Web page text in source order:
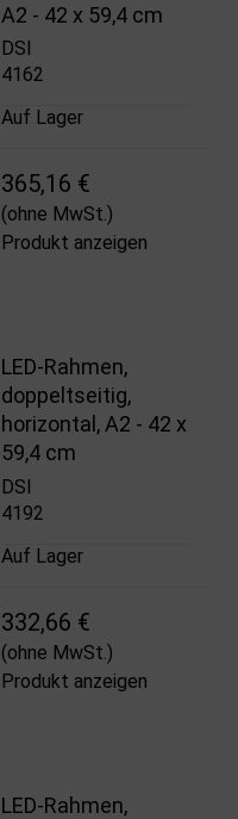
A2 - 42 x 59,4 cm
DSI
4162
Auf Lager
365,16 €
(ohne MwSt.)
Produkt anzeigen
LED-Rahmen,
doppeltseitig,
horizontal, A2 - 42 x
59,4 cm
DSI
4192
Auf Lager
332,66 €
(ohne MwSt.)
Produkt anzeigen
LED-Rahmen,